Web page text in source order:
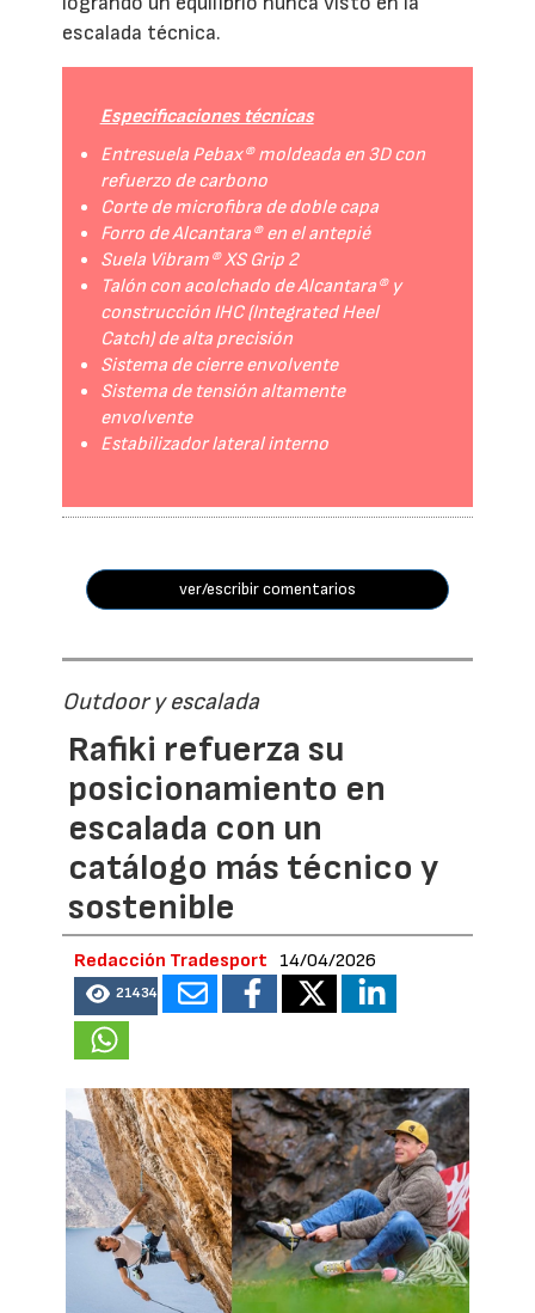
escalada técnica.
Especificaciones técnicas
Entresuela Pebax® moldeada en 3D con
refuerzo de carbono
Corte de microfibra de doble capa
Forro de Alcantara® en el antepié
Suela Vibram® XS Grip 2
Talón con acolchado de Alcantara® y
construcción IHC (Integrated Heel
Catch) de alta precisión
Sistema de cierre envolvente
Sistema de tensión altamente
envolvente
Estabilizador lateral interno
ver/escribir comentarios
Outdoor y escalada
Rafiki refuerza su
posicionamiento en
escalada con un
catálogo más técnico y
sostenible
Redacción Tradesport 14/04/2026
21434